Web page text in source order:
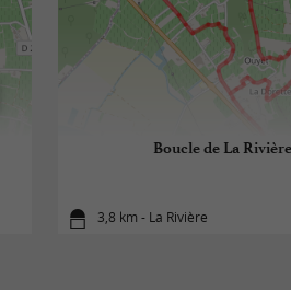
Boucle de La
3,8 km - La Rivière